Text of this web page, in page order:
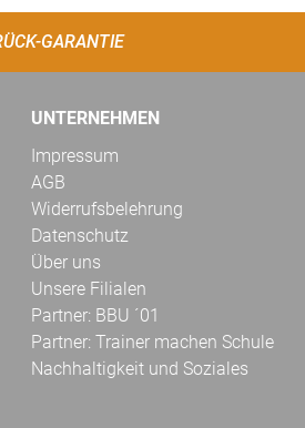
GARANTIE
UNTERNEHMEN
Impressum
AGB
Widerrufsbelehrung
Datenschutz
Über uns
Unsere Filialen
Partner: BBU ´01
Partner: Trainer machen Schule
Nachhaltigkeit und Soziales